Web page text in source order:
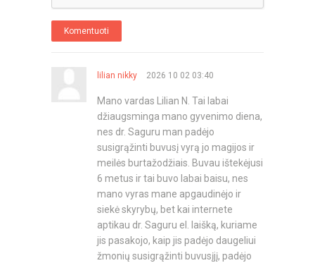
Komentuoti
lilian nikky 2026 10 02 03:40
Mano vardas Lilian N. Tai labai
džiaugsminga mano gyvenimo diena,
nes dr. Saguru man padėjo
susigrąžinti buvusį vyrą jo magijos ir
meilės burtažodžiais. Buvau ištekėjusi
6 metus ir tai buvo labai baisu, nes
mano vyras mane apgaudinėjo ir
siekė skyrybų, bet kai internete
aptikau dr. Saguru el. laišką, kuriame
jis pasakojo, kaip jis padėjo daugeliui
žmonių susigrąžinti buvusįjį, padėjo